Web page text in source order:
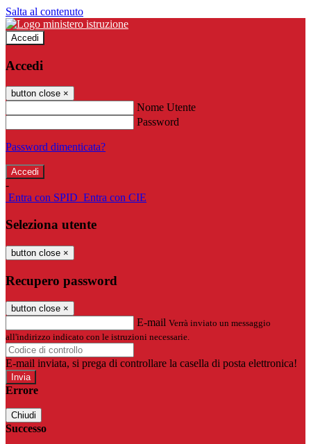
Salta al contenuto
Accedi
Accedi
button close ×
Nome Utente
Password
Password dimenticata?
-
Entra con SPID Entra con CIE
Seleziona utente
button close ×
Recupero password
button close ×
E-mail Verrà inviato un messaggio
all'indirizzo indicato con le istruzioni necessarie.
E-mail inviata, si prega di controllare la casella di posta elettronica!
Errore
Chiudi
Successo